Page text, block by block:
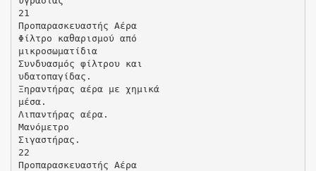
21
Προπαρασκευαστής Αέρα
Φίλτρο καθαρισµού από
µικροσωµατίδια
Συνδυασµός φίλτρου και
υδατοπαγίδας.
Ξηραντήρας αέρα µε χηµικά
µέσα.
Λιπαντήρας αέρα.
Μανόµετρο
Σιγαστήρας.
22
Προπαρασκευαστής Αέρα